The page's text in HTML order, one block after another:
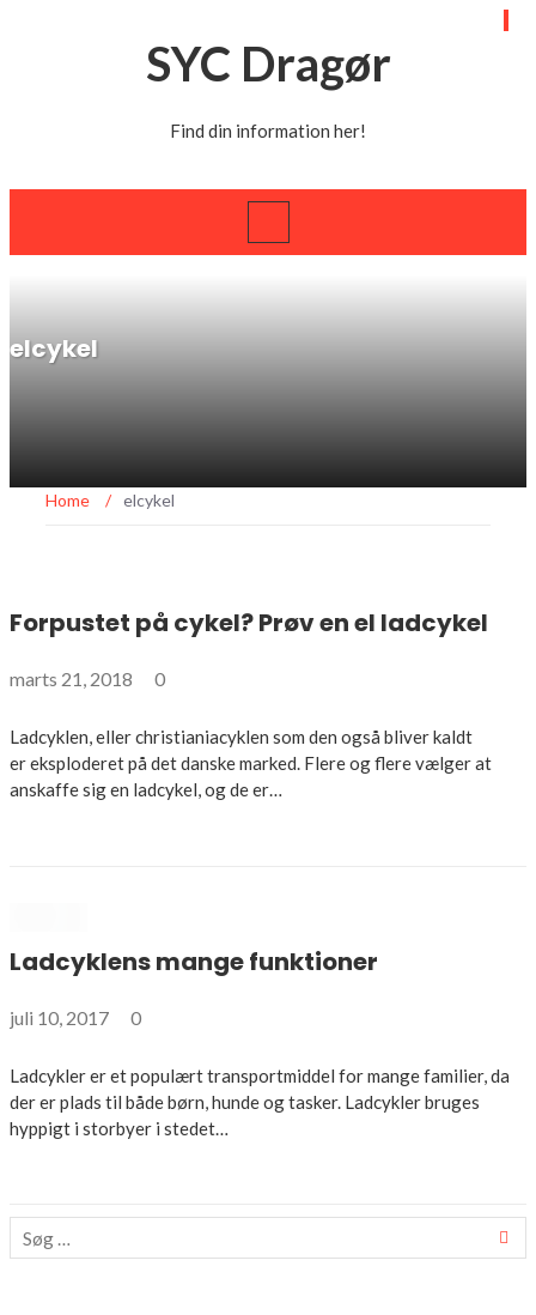
SYC Dragør
Find din information her!
elcykel
Home / elcykel
Forpustet på cykel? Prøv en el ladcykel
marts 21, 2018 0
Ladcyklen, eller christianiacyklen som den også bliver kaldt
er eksploderet på det danske marked. Flere og flere vælger at
anskaffe sig en ladcykel, og de er…
Ladcyklens mange funktioner
juli 10, 2017 0
Ladcykler er et populært transportmiddel for mange familier, da
der er plads til både børn, hunde og tasker. Ladcykler bruges
hyppigt i storbyer i stedet…